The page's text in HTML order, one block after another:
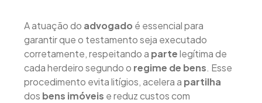
A atuação do advogado é essencial para
garantir que o testamento seja executado
corretamente, respeitando a partelegítima de
cada herdeiro segundo o regime de bens. Esse
procedimento evita litígios, acelera a partilha
dos bens imóveis e reduz custos com